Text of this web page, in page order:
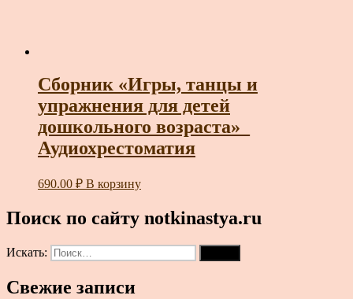
Сборник «Игры, танцы и
упражнения для детей
дошкольного возраста»_
Аудиохрестоматия
690.00 ₽ В корзину
Поиск по сайту notkinastya.ru
Искать:
Свежие записи